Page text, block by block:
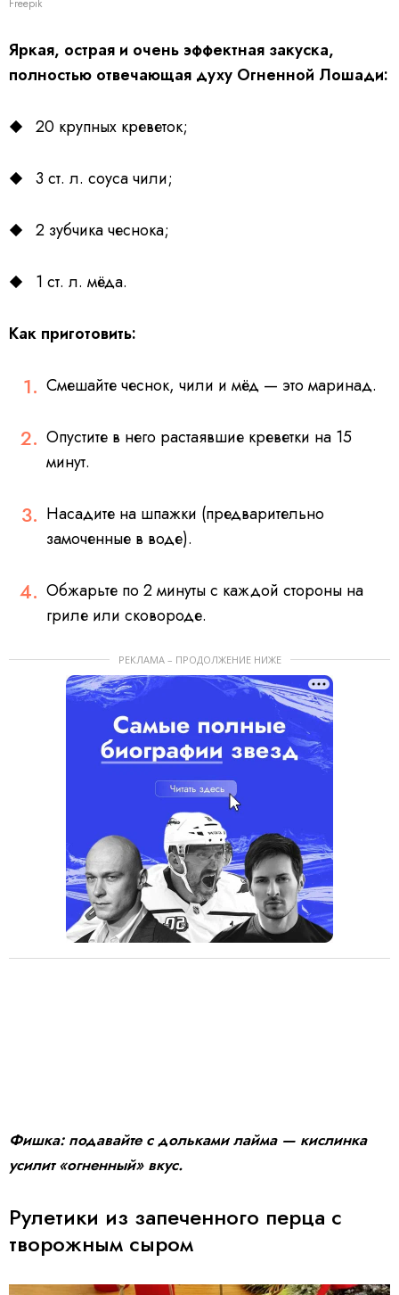
Freepik
Яркая, острая и очень эффектная закуска,
полностью отвечающая духу Огненной Лошади:
20 крупных креветок;
3 ст. л. соуса чили;
2 зубчика чеснока;
1 ст. л. мёда.
Как приготовить:
Смешайте чеснок, чили и мёд — это маринад.
Опустите в него растаявшие креветки на 15
минут.
Насадите на шпажки (предварительно
замоченные в воде).
Обжарьте по 2 минуты с каждой стороны на
гриле или сковороде.
РЕКЛАМА – ПРОДОЛЖЕНИЕ НИЖЕ
Фишка: подавайте с дольками лайма — кислинка
усилит «огненный» вкус.
Рулетики из запеченного перца с
творожным сыром